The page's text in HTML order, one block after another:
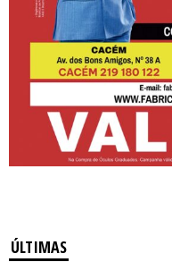
ÚLTIMAS